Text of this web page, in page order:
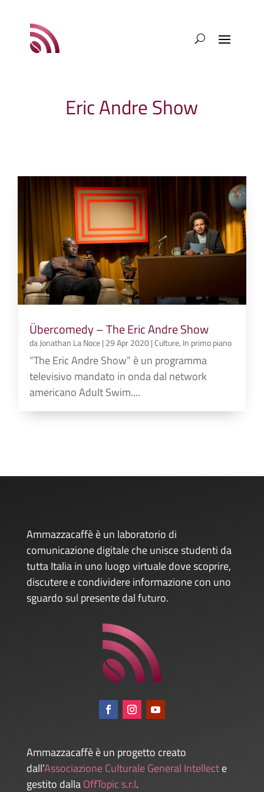
Eric Andre Show
Übercomedy – The Eric Andre Show
daJonathan La Noce| 29 Apr 2020|Culture, In primo piano
“The Eric Andre Show” è un programma
televisivo mandato in onda dal network
americano Adult Swim....
Ammazzacaffè è un laboratorio di
comunicazione digitale che unisce studenti da
tutta Italia in uno luogo virtuale dove scoprire,
discutere e condividere informazione con uno
sguardo sul presente dal futuro.
Ammazzacaffè è un progetto creato
dall’Associazione Culturale General Intellecte
gestito dallaOffTopic s.r.l.